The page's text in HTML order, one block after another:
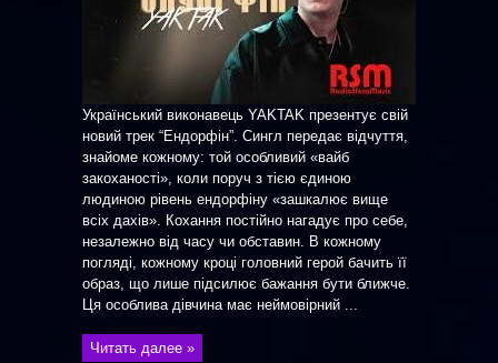
Український виконавець YAKTAK презентує свій
новий трек “Ендорфін”. Сингл передає відчуття,
знайоме кожному: той особливий «вайб
закоханості», коли поруч з тією єдиною
людиною рівень ендорфіну «зашкалює вище
всіх дахів». Кохання постійно нагадує про себе,
незалежно від часу чи обставин. В кожному
погляді, кожному кроці головний герой бачить її
образ, що лише підсилює бажання бути ближче.
Ця особлива дівчина має неймовірний ...
Читать далее »